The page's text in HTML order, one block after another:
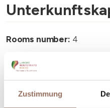
Zustimmung
Rooms number: 4
Beds number: